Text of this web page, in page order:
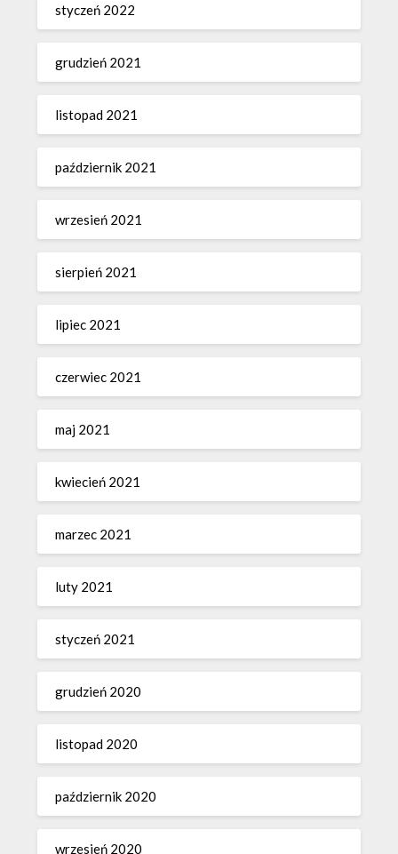
styczeń 2022
grudzień 2021
listopad 2021
październik 2021
wrzesień 2021
sierpień 2021
lipiec 2021
czerwiec 2021
maj 2021
kwiecień 2021
marzec 2021
luty 2021
styczeń 2021
grudzień 2020
listopad 2020
październik 2020
wrzesień 2020